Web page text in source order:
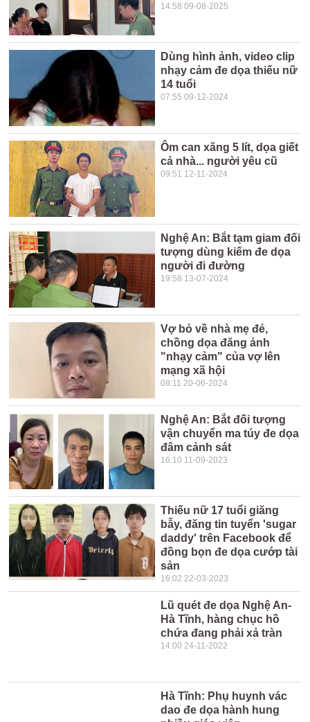
14:58 09-08-2025
Dùng hình ảnh, video clip
nhạy cảm đe dọa thiếu nữ
14 tuổi
07:55 09-12-2024
Ôm can xăng 5 lít, dọa giết
cả nhà... người yêu cũ
09:51 12-11-2024
Nghệ An: Bắt tạm giam đối
tượng dùng kiếm đe dọa
người đi đường
19:58 13-07-2024
Vợ bỏ về nhà mẹ đẻ,
chồng dọa đăng ảnh
"nhạy cảm" của vợ lên
mạng xã hội
08:11 20-06-2024
Nghệ An: Bắt đối tượng
vận chuyển ma túy đe dọa
đâm cảnh sát
16:10 11-09-2023
Thiếu nữ 17 tuổi giăng
bẫy, đăng tin tuyển 'sugar
daddy' trên Facebook để
đồng bọn đe dọa cướp tài
sản
16:02 22-03-2023
Lũ quét đe dọa Nghệ An-
Hà Tĩnh, hàng chục hồ
chứa đang phải xả tràn
14:00 24-11-2022
Hà Tĩnh: Phụ huynh vác
dao đe dọa hành hung